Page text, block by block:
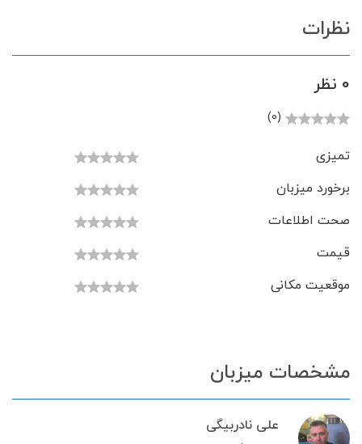
نظرات
0 نظر
(0)
تمیزی
برخورد میزبان
صحت اطلاعات
قیمت
موقعیت مکانی
مشخصات میزبان
علی نادربیگی